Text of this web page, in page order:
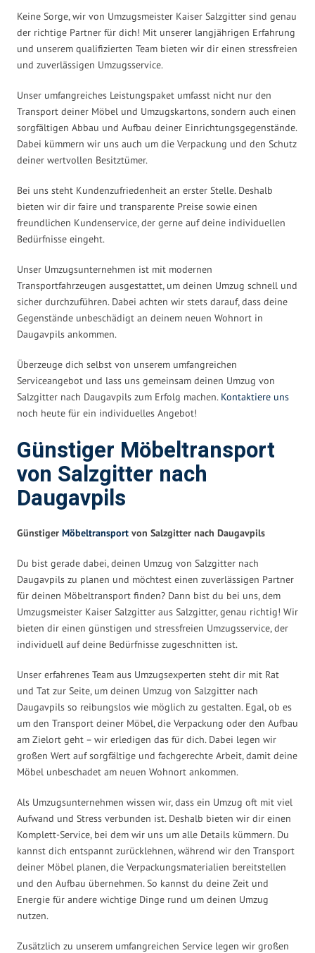
Keine Sorge, wir von Umzugsmeister Kaiser Salzgitter sind genau
der richtige Partner für dich! Mit unserer langjährigen Erfahrung
und unserem qualifizierten Team bieten wir dir einen stressfreien
und zuverlässigen Umzugsservice.
Unser umfangreiches Leistungspaket umfasst nicht nur den
Transport deiner Möbel und Umzugskartons, sondern auch einen
sorgfältigen Abbau und Aufbau deiner Einrichtungsgegenstände.
Dabei kümmern wir uns auch um die Verpackung und den Schutz
deiner wertvollen Besitztümer.
Bei uns steht Kundenzufriedenheit an erster Stelle. Deshalb
bieten wir dir faire und transparente Preise sowie einen
freundlichen Kundenservice, der gerne auf deine individuellen
Bedürfnisse eingeht.
Unser Umzugsunternehmen ist mit modernen
Transportfahrzeugen ausgestattet, um deinen Umzug schnell und
sicher durchzuführen. Dabei achten wir stets darauf, dass deine
Gegenstände unbeschädigt an deinem neuen Wohnort in
Daugavpils ankommen.
Überzeuge dich selbst von unserem umfangreichen
Serviceangebot und lass uns gemeinsam deinen Umzug von
Salzgitter nach Daugavpils zum Erfolg machen. Kontaktiere uns
noch heute für ein individuelles Angebot!
Günstiger Möbeltransport
von Salzgitter nach
Daugavpils
Günstiger Möbeltransport von Salzgitter nach Daugavpils
Du bist gerade dabei, deinen Umzug von Salzgitter nach
Daugavpils zu planen und möchtest einen zuverlässigen Partner
für deinen Möbeltransport finden? Dann bist du bei uns, dem
Umzugsmeister Kaiser Salzgitter aus Salzgitter, genau richtig! Wir
bieten dir einen günstigen und stressfreien Umzugsservice, der
individuell auf deine Bedürfnisse zugeschnitten ist.
Unser erfahrenes Team aus Umzugsexperten steht dir mit Rat
und Tat zur Seite, um deinen Umzug von Salzgitter nach
Daugavpils so reibungslos wie möglich zu gestalten. Egal, ob es
um den Transport deiner Möbel, die Verpackung oder den Aufbau
am Zielort geht – wir erledigen das für dich. Dabei legen wir
großen Wert auf sorgfältige und fachgerechte Arbeit, damit deine
Möbel unbeschadet am neuen Wohnort ankommen.
Als Umzugsunternehmen wissen wir, dass ein Umzug oft mit viel
Aufwand und Stress verbunden ist. Deshalb bieten wir dir einen
Komplett-Service, bei dem wir uns um alle Details kümmern. Du
kannst dich entspannt zurücklehnen, während wir den Transport
deiner Möbel planen, die Verpackungsmaterialien bereitstellen
und den Aufbau übernehmen. So kannst du deine Zeit und
Energie für andere wichtige Dinge rund um deinen Umzug
nutzen.
Zusätzlich zu unserem umfangreichen Service legen wir großen